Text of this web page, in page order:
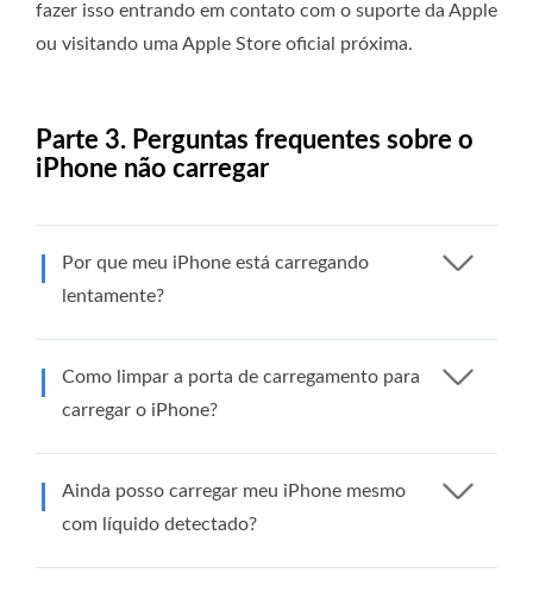
fazer isso entrando em contato com o suporte da Apple
ou visitando uma Apple Store oficial próxima.
Parte 3. Perguntas frequentes sobre o
iPhone não carregar
Por que meu iPhone está carregando
lentamente?
Como limpar a porta de carregamento para
carregar o iPhone?
Ainda posso carregar meu iPhone mesmo
com líquido detectado?